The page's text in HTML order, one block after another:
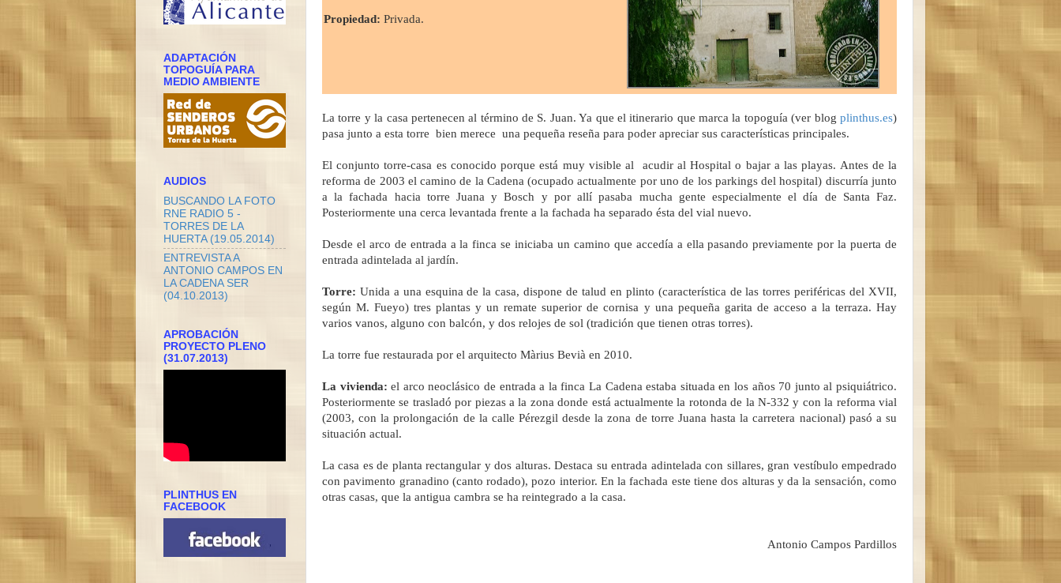
Propiedad: Privada.
La torre y la casa pertenecen al término de S. Juan. Ya que el itinerario que marca la topoguía (ver blog plinthus.es)
pasa junto a esta torre bien merece una pequeña reseña para poder apreciar sus características principales.
El conjunto torre-casa es conocido porque está muy visible al acudir al Hospital o bajar a las playas. Antes de la
reforma de 2003 el camino de la Cadena (ocupado actualmente por uno de los parkings del hospital) discurría junto
a la fachada hacia torre Juana y Bosch y por allí pasaba mucha gente especialmente el día de Santa Faz.
Posteriormente una cerca levantada frente a la fachada ha separado ésta del vial nuevo.
Desde el arco de entrada a la finca se iniciaba un camino que accedía a ella pasando previamente por la puerta de
entrada adintelada al jardín.
Torre: Unida a una esquina de la casa, dispone de talud en plinto (característica de las torres periféricas del XVII,
según M. Fueyo) tres plantas y un remate superior de cornisa y una pequeña garita de acceso a la terraza. Hay
varios vanos, alguno con balcón, y dos relojes de sol (tradición que tienen otras torres).
La torre fue restaurada por el arquitecto Màrius Bevià en 2010.
La vivienda: el arco neoclásico de entrada a la finca La Cadena estaba situada en los años 70 junto al psiquiátrico.
Posteriormente se trasladó por piezas a la zona donde está actualmente la rotonda de la N-332 y con la reforma vial
(2003, con la prolongación de la calle Pérezgil desde la zona de torre Juana hasta la carretera nacional) pasó a su
situación actual.
La casa es de planta rectangular y dos alturas. Destaca su entrada adintelada con sillares, gran vestíbulo empedrado
con pavimento granadino (canto rodado), pozo interior. En la fachada este tiene dos alturas y da la sensación, como
otras casas, que la antigua cambra se ha reintegrado a la casa.
Antonio Campos Pardillos
ADAPTACIÓN
TOPOGUÍA PARA
MEDIO AMBIENTE
AUDIOS
BUSCANDO LA FOTO
RNE RADIO 5 -
TORRES DE LA
HUERTA (19.05.2014)
ENTREVISTA A
ANTONIO CAMPOS EN
LA CADENA SER
(04.10.2013)
APROBACIÓN
PROYECTO PLENO
(31.07.2013)
PLINTHUS EN
FACEBOOK